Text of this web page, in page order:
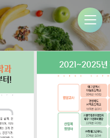
and Nutrition